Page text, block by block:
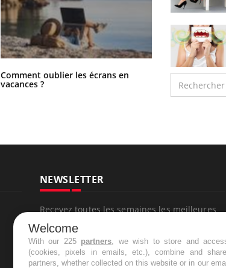
Comment oublier les écrans en
vacances ?
Toujours
travail
nos soirées
NEWSLETTER
Recevez toutes les semaines les meilleures
infos santé
Welcome
With our 225 partners, we wish to store and
(cookies, pixels in emails, etc.), combine and
partners, whether collected on this website or in our